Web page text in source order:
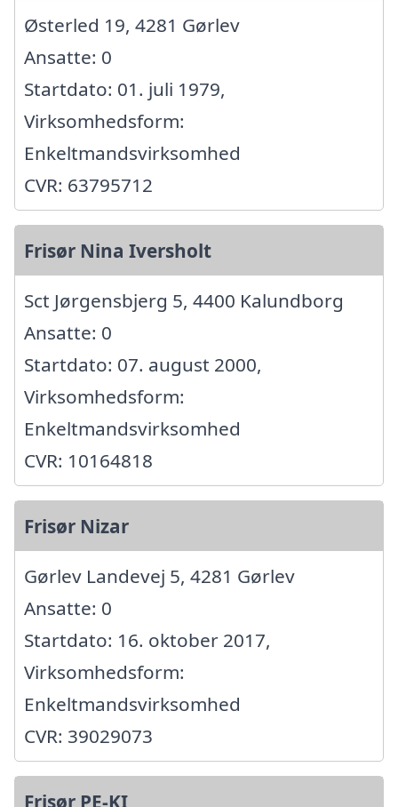
Østerled 19, 4281 Gørlev
Ansatte: 0
Startdato: 01. juli 1979,
Virksomhedsform:
Enkeltmandsvirksomhed
CVR: 63795712
Frisør Nina Iversholt
Sct Jørgensbjerg 5, 4400 Kalundborg
Ansatte: 0
Startdato: 07. august 2000,
Virksomhedsform:
Enkeltmandsvirksomhed
CVR: 10164818
Frisør Nizar
Gørlev Landevej 5, 4281 Gørlev
Ansatte: 0
Startdato: 16. oktober 2017,
Virksomhedsform:
Enkeltmandsvirksomhed
CVR: 39029073
Frisør PE-KI